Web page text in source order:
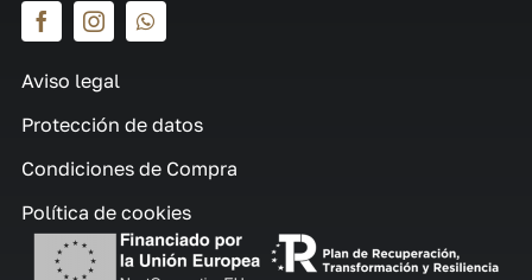
Aviso legal
Protección de datos
Condiciones de Compra
Política de cookies